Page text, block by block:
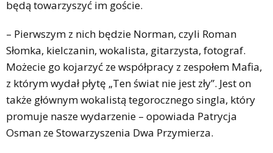
będą towarzyszyć im goście.
– Pierwszym z nich będzie Norman, czyli Roman
Słomka, kielczanin, wokalista, gitarzysta, fotograf.
Możecie go kojarzyć ze współpracy z zespołem Mafia,
z którym wydał płytę „Ten świat nie jest zły”. Jest on
także głównym wokalistą tegorocznego singla, który
promuje nasze wydarzenie – opowiada Patrycja
Osman ze Stowarzyszenia Dwa Przymierza.